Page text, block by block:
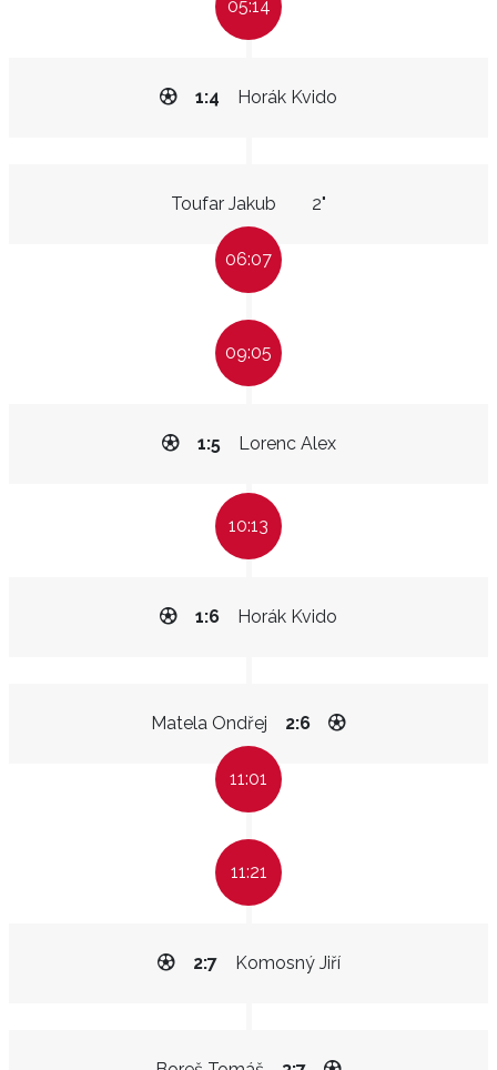
05:14
Horák Kvido
1:4
Toufar Jakub 2"
06:07
09:05
Lorenc Alex
1:5
10:13
Horák Kvido
1:6
Matela Ondřej 2:6
11:01
11:21
Komosný Jiří
2:7